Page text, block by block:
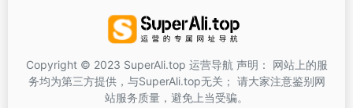
Copyright © 2023 SuperAli.top 运营导航 声明： 网站上的服
务均为第三方提供，与SuperAli.top无关； 请大家注意鉴别网
站服务质量，避免上当受骗。